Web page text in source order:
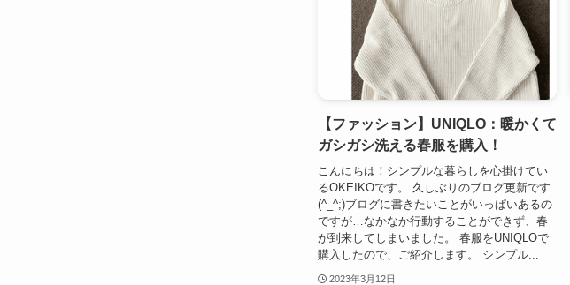
【ファッション】UNIQLO：暖かくて
ガシガシ洗える春服を購入！
こんにちは！シンプルな暮らしを心掛けてい
るOKEIKOです。 久しぶりのブログ更新です
(^_^;)ブログに書きたいことがいっぱいあるの
ですが…なかなか行動することができず、春
が到来してしまいました。 春服をUNIQLOで
購入したので、ご紹介します。 シンプル...
2023年3月12日